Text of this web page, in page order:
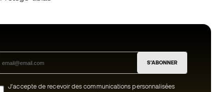
S'ABONNER
J’accepte de recevoir des communications personnalisées